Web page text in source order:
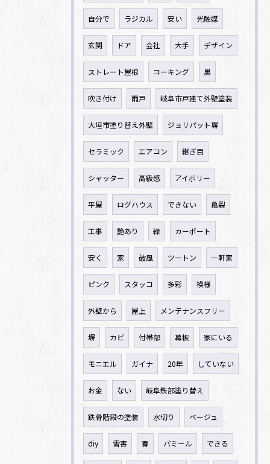
自分で ラジカル 安い 光触媒
玄関 ドア 会社 大手 デザイン
ストレート屋根 コーキング 黒
吹き付け 雨戸 岐阜市戸建て外壁塗装
大垣市塗り替え外壁 ジョリパット塀
セラミック エアコン 継ぎ目
シャッター 高級感 アイボリー
平屋 ログハウス できない 亀裂
工事 艶あり 緑 カーポート
安く 家 破風 ツートン 一軒家
ピンク スタッコ 多彩 模様
外壁から 屋上 メンテナンスフリー
塀 カビ 付帯部 幕板 家にいる
モニエル ガイナ 20年 していない
お金 ない 岐阜鉄部塗り替え
鉄骨階段の塗装 水切り ベージュ
diy 雪害 春 パミール できる